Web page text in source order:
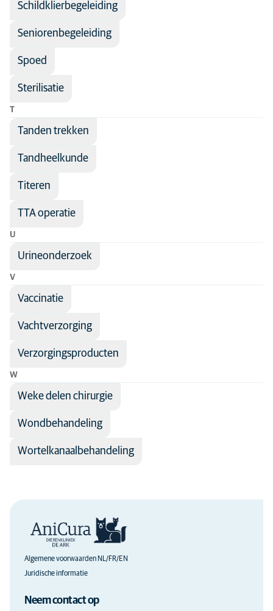
Schildklierbegeleiding
Seniorenbegeleiding
Spoed
Sterilisatie
T
Tanden trekken
Tandheelkunde
Titeren
TTA operatie
U
Urineonderzoek
V
Vaccinatie
Vachtverzorging
Verzorgingsproducten
W
Weke delen chirurgie
Wondbehandeling
Wortelkanaalbehandeling
Algemene voorwaarden NL/FR/EN
Juridische informatie
Neem contact op